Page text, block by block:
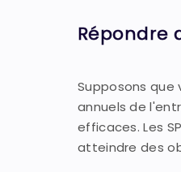
Répondre
Supposons
annuels de
efficaces. Les
atteindre des